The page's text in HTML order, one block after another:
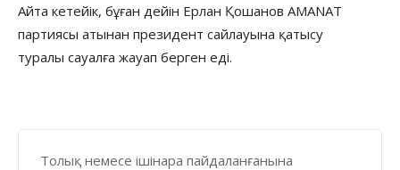
Айта кетейік, бұған дейін Ерлан Қошанов AMANAT
партиясы атынан президент сайлауына қатысу
туралы сауалға жауап берген еді.
Толық немесе ішінара пайдаланғанына